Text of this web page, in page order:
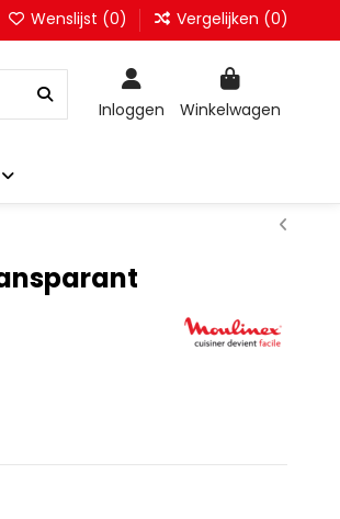
Wenslijst (0) Vergelijken (0)
Inloggen Winkelwagen